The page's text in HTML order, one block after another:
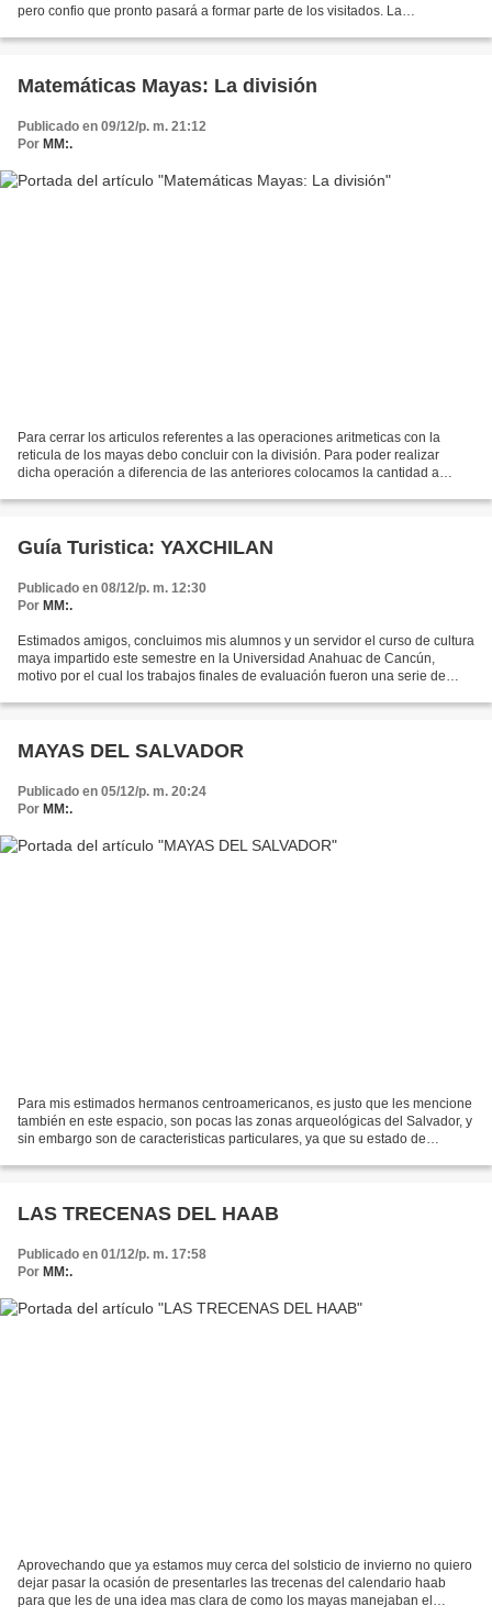
pero confio que pronto pasará a formar parte de los visitados. La
Matemáticas Mayas: La división
Publicado en 09/12/p. m. 21:12
Por MM:.
Para cerrar los articulos referentes a las operaciones aritmeticas con la
reticula de los mayas debo concluir con la división. Para poder realizar
dicha operación a diferencia de las anteriores colocamos la cantidad a
Guía Turistica: YAXCHILAN
Publicado en 08/12/p. m. 12:30
Por MM:.
Estimados amigos, concluimos mis alumnos y un servidor el curso de cultura
maya impartido este semestre en la Universidad Anahuac de Cancún,
motivo por el cual los trabajos finales de evaluación fueron una serie de
MAYAS DEL SALVADOR
Publicado en 05/12/p. m. 20:24
Por MM:.
Para mis estimados hermanos centroamericanos, es justo que les mencione
también en este espacio, son pocas las zonas arqueológicas del Salvador, y
sin embargo son de caracteristicas particulares, ya que su estado de
LAS TRECENAS DEL HAAB
Publicado en 01/12/p. m. 17:58
Por MM:.
Aprovechando que ya estamos muy cerca del solsticio de invierno no quiero
dejar pasar la ocasión de presentarles las trecenas del calendario haab
para que les de una idea mas clara de como los mayas manejaban el